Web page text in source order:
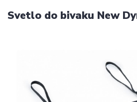
Svetlo do bivaku New